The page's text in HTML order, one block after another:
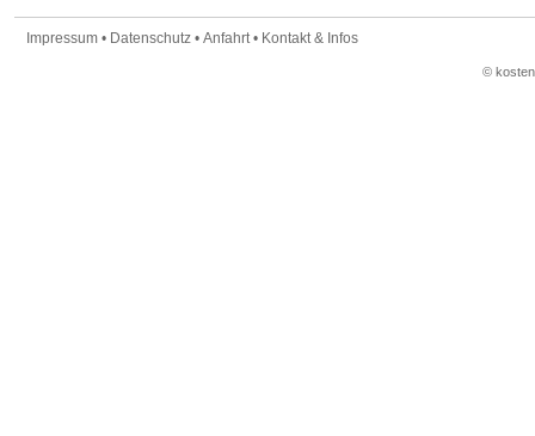
Impressum • Datenschutz • Anfahrt• Kontakt & Infos
©